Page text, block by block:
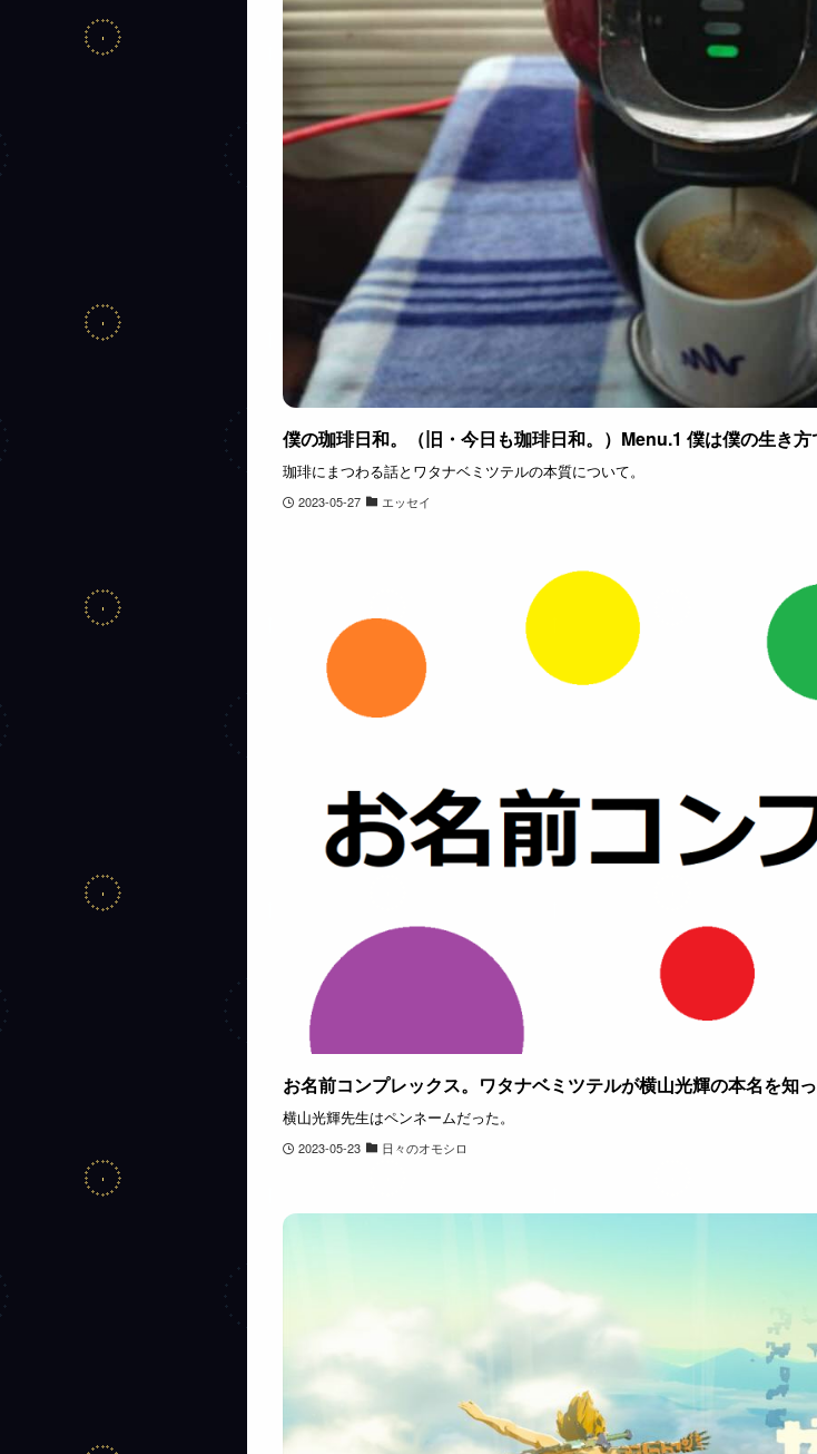
僕の珈琲日和。（旧・今日も珈琲日和。）Menu.1 僕は僕の生き方
珈琲にまつわる話とワタナベミツテルの本質について。
2023-05-27 エッセイ
お名前コンプレックス。ワタナベミツテルが横山光輝の本名を知っ
横山光輝先生はペンネームだった。
2023-05-23 日々のオモシロ